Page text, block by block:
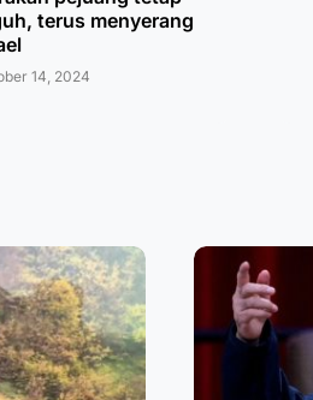
terus menyerang
14, 2024